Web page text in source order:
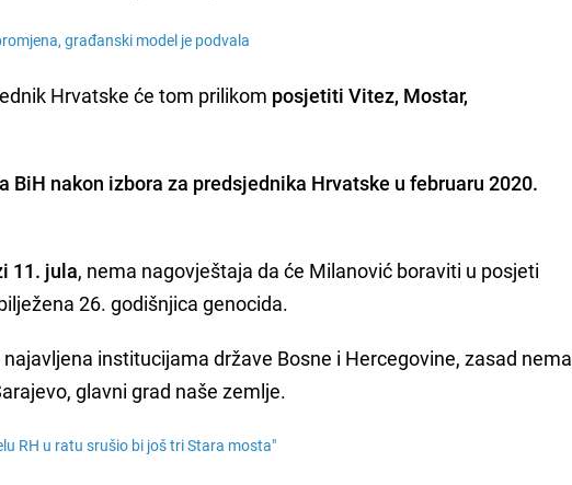
građanski model je podvala
Hrvatske će tom prilikom posjetiti Vitez, Mostar,
BiH nakon izbora za predsjednika Hrvatske u februaru 2020.
11. jula, nema nagovještaja da će Milanović boraviti u posjeti
26. godišnjica genocida.
institucijama države Bosne i Hercegovine, zasad nema
glavni grad naše zemlje.
RH u ratu srušio bi još tri Stara mosta"